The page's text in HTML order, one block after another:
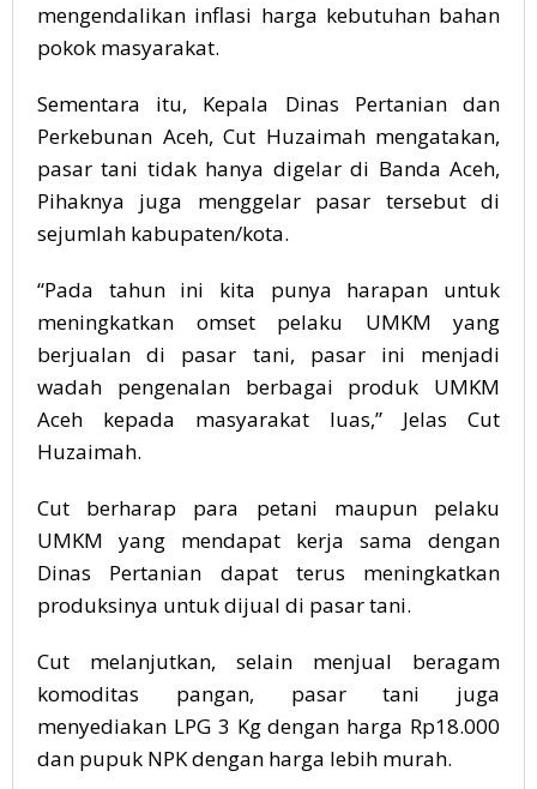
mengendalikan inflasi harga kebutuhan bahan
pokok masyarakat.
Sementara itu, Kepala Dinas Pertanian dan
Perkebunan Aceh, Cut Huzaimah mengatakan,
pasar tani tidak hanya digelar di Banda Aceh,
Pihaknya juga menggelar pasar tersebut di
sejumlah kabupaten/kota.
“Pada tahun ini kita punya harapan untuk
meningkatkan omset pelaku UMKM yang
berjualan di pasar tani, pasar ini menjadi
wadah pengenalan berbagai produk UMKM
Aceh kepada masyarakat luas,” Jelas Cut
Huzaimah.
Cut berharap para petani maupun pelaku
UMKM yang mendapat kerja sama dengan
Dinas Pertanian dapat terus meningkatkan
produksinya untuk dijual di pasar tani.
Cut melanjutkan, selain menjual beragam
komoditas pangan, pasar tani juga
menyediakan LPG 3 Kg dengan harga Rp18.000
dan pupuk NPK dengan harga lebih murah.